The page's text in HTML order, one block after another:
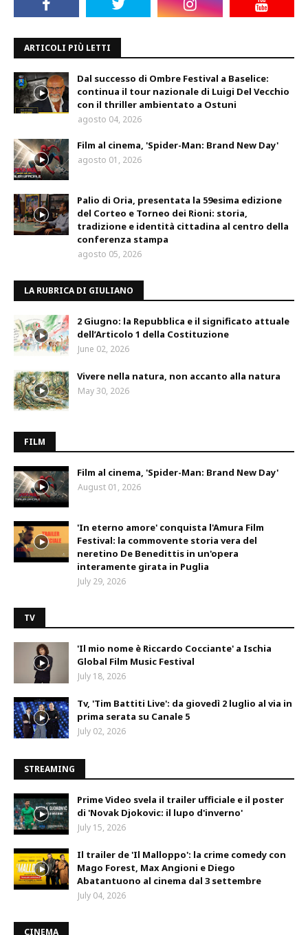
ARTICOLI PIÙ LETTI
Dal successo di Ombre Festival a Baselice:
continua il tour nazionale di Luigi Del Vecchio
con il thriller ambientato a Ostuni
agosto 04, 2026
Film al cinema, 'Spider-Man: Brand New Day'
agosto 01, 2026
Palio di Oria, presentata la 59esima edizione
del Corteo e Torneo dei Rioni: storia,
tradizione e identità cittadina al centro della
conferenza stampa
agosto 05, 2026
LA RUBRICA DI GIULIANO
2 Giugno: la Repubblica e il significato attuale
dell’Articolo 1 della Costituzione
June 02, 2026
Vivere nella natura, non accanto alla natura
May 30, 2026
FILM
Film al cinema, 'Spider-Man: Brand New Day'
August 01, 2026
'In eterno amore' conquista l'Amura Film
Festival: la commovente storia vera del
neretino De Benedittis in un'opera
interamente girata in Puglia
July 29, 2026
TV
'Il mio nome è Riccardo Cocciante' a Ischia
Global Film Music Festival
July 18, 2026
Tv, 'Tim Battiti Live': da giovedì 2 luglio al via in
prima serata su Canale 5
July 02, 2026
STREAMING
Prime Video svela il trailer ufficiale e il poster
di 'Novak Djokovic: il lupo d'inverno'
July 15, 2026
Il trailer de 'Il Malloppo': la crime comedy con
Mago Forest, Max Angioni e Diego
Abatantuono al cinema dal 3 settembre
July 04, 2026
CINEMA